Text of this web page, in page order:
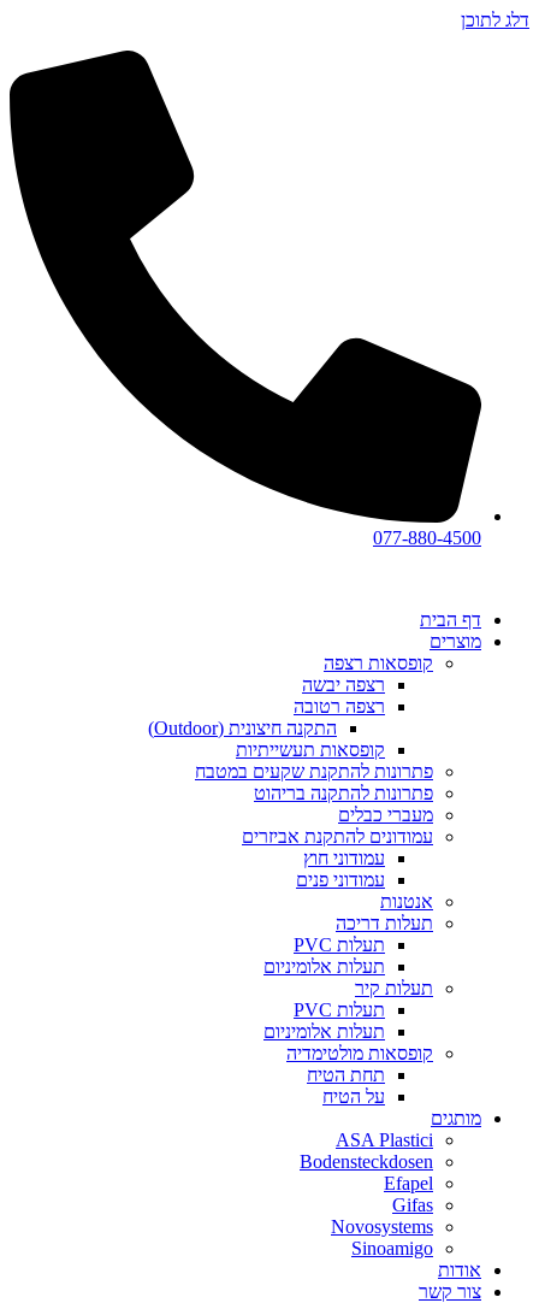
דלג לתוכן
077-880-4500
דף הבית
מוצרים
קופסאות רצפה
רצפה יבשה
רצפה רטובה
התקנה חיצונית (Outdoor)
קופסאות תעשייתיות
פתרונות להתקנת שקעים במטבח
פתרונות להתקנה בריהוט
מעברי כבלים
עמודונים להתקנת אביזרים
עמודוני חוץ
עמודוני פנים
אנטנות
תעלות דריכה
תעלות PVC
תעלות אלומיניום
תעלות קיר
תעלות PVC
תעלות אלומיניום
קופסאות מולטימדיה
תחת הטיח
על הטיח
מותגים
ASA Plastici
Bodensteckdosen
Efapel
Gifas
Novosystems
Sinoamigo
אודות
צור קשר